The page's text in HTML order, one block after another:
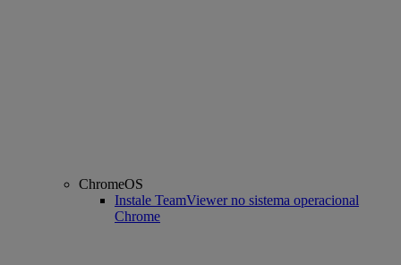
ChromeOS
Instale TeamViewer no sistema operacional
Chrome